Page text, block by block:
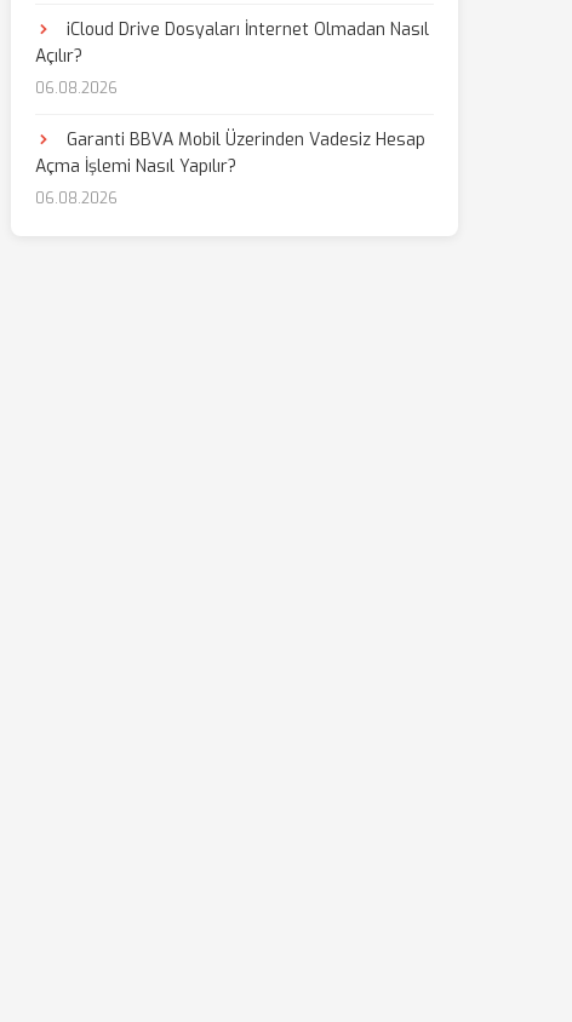
iCloud Drive Dosyaları İnternet Olmadan Nasıl
Açılır?
06.08.2026
Garanti BBVA Mobil Üzerinden Vadesiz Hesap
Açma İşlemi Nasıl Yapılır?
06.08.2026